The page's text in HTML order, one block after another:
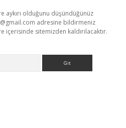
aykırı olduğunu düşündüğünüz
adresine bildirmeniz
içerisinde sitemizden kaldırılacaktır.